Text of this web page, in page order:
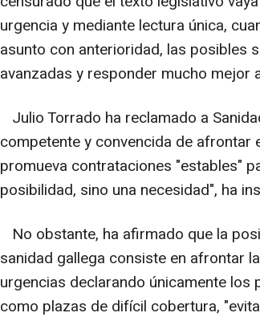
urgencia y mediante lectura única,
asunto con anterioridad, las posibles
avanzadas y responder mucho mejor
Julio Torrado ha reclamado a
competente y convencida de afrontar
promueva contrataciones "estables"
posibilidad, sino una necesidad", ha
No obstante, ha afirmado que la
sanidad gallega consiste en afrontar
urgencias declarando únicamente los
como plazas de difícil cobertura,